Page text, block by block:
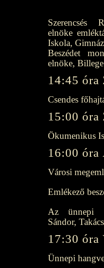
Szerencsés
elnöke
Iskola,
Beszédet
elnöke,
14:45 óra
Csendes
15:00 óra
Ökumenikus
16:00 óra
Városi
Emlékező
Az ünnepi
Sándor,
17:30 óra
Ünnepi